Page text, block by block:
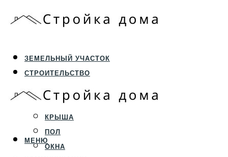
ЗЕМЕЛЬНЫЙ УЧАСТОК
СТРОИТЕЛЬСТВО
ФУНДАМЕНТ И ЦОКОЛЬ
ПЕРЕКРЫТИЯ И СТЕНЫ
КРЫША
ПОЛ
ОКНА
МЕНЮ